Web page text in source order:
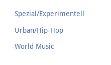
Spezial/Experimentell
Urban/Hip-Hop
World Music